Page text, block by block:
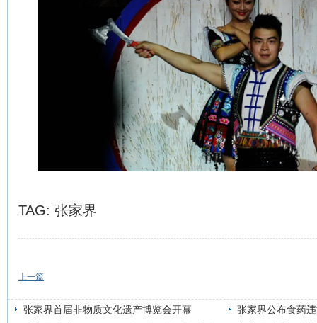
TAG: 张家界
上一篇
张家界首届非物质文化遗产博览会开幕
张家界公布食药